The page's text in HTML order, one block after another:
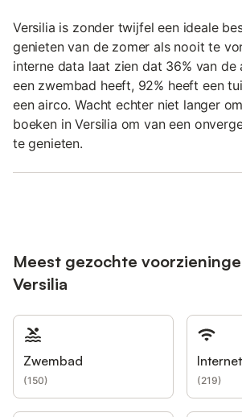
Versilia is zonder twijfel een ideale
genieten van de zomer als nooit te
interne data laat zien dat 36% van de
een zwembad heeft, 92% heeft een
een airco. Wacht echter niet langer
boeken in Versilia om van een
te genieten.
Meest gezochte
Versilia
Zwembad
(150)
Internet
(219)